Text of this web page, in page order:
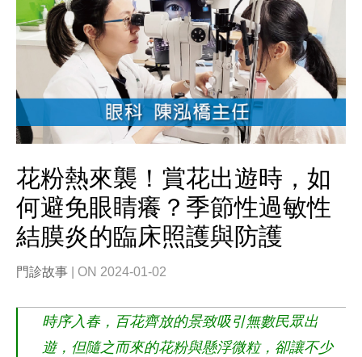
花粉熱來襲！賞花出遊時，如
何避免眼睛癢？季節性過敏性
結膜炎的臨床照護與防護
門診故事 | ON 2024-01-02
時序入春，百花齊放的景致吸引無數民眾出
遊，但隨之而來的花粉與懸浮微粒，卻讓不少